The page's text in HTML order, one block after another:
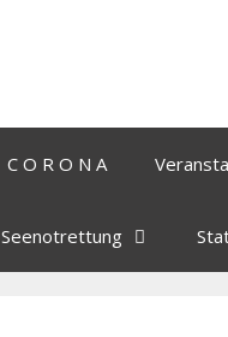
C O R O N A
Seenotrettung